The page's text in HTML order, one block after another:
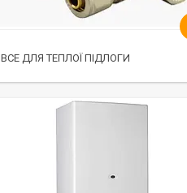
ВСЕ ДЛЯ ТЕПЛОЇ ПІДЛОГИ